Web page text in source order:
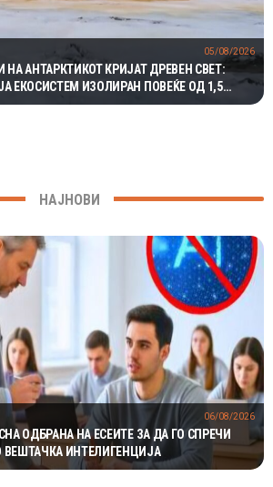
НА АНТАРКТИКОТ КРИЈАТ ДРЕВЕН СВЕТ:
ЕКОСИСТЕМ ИЗОЛИРАН ПОВЕЌЕ ОД 1,5
05/08/2026
НАЈНОВИ
ОДБРАНА НА ЕСЕИТЕ ЗА ДА ГО СПРЕЧИ
ИНТЕЛИГЕНЦИЈА
06/08/2026